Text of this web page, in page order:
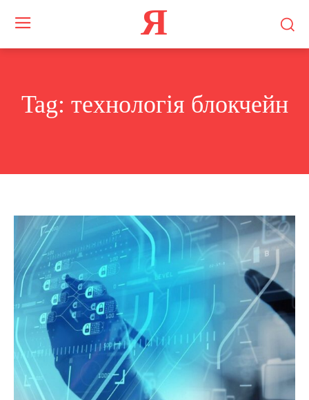
Я
Tag: технологія блокчейн